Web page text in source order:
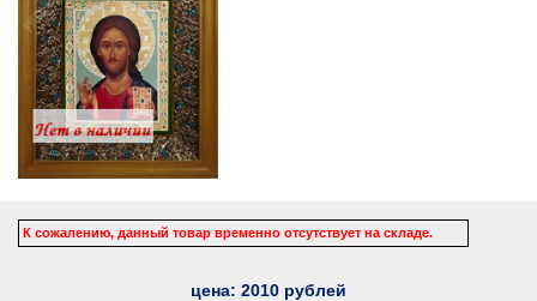
К сожалению, данный товар временно отсутствует на складе.
цена: 2010 рублей